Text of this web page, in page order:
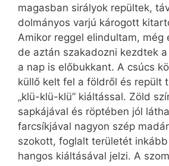
magasban sirályok repültek,
dolmányos varjú károgott
Amikor reggel elindultam, még
de aztán szakadozni kezdtek
a nap is előbukkant. A csúcs
küllő kelt fel a földről és repült
„klü-klü-klü” kiáltással. Zöld
sapkájával és röptében jól
farcsíkjával nagyon szép
szokott, foglalt területét
hangos kiáltásával jelzi. A